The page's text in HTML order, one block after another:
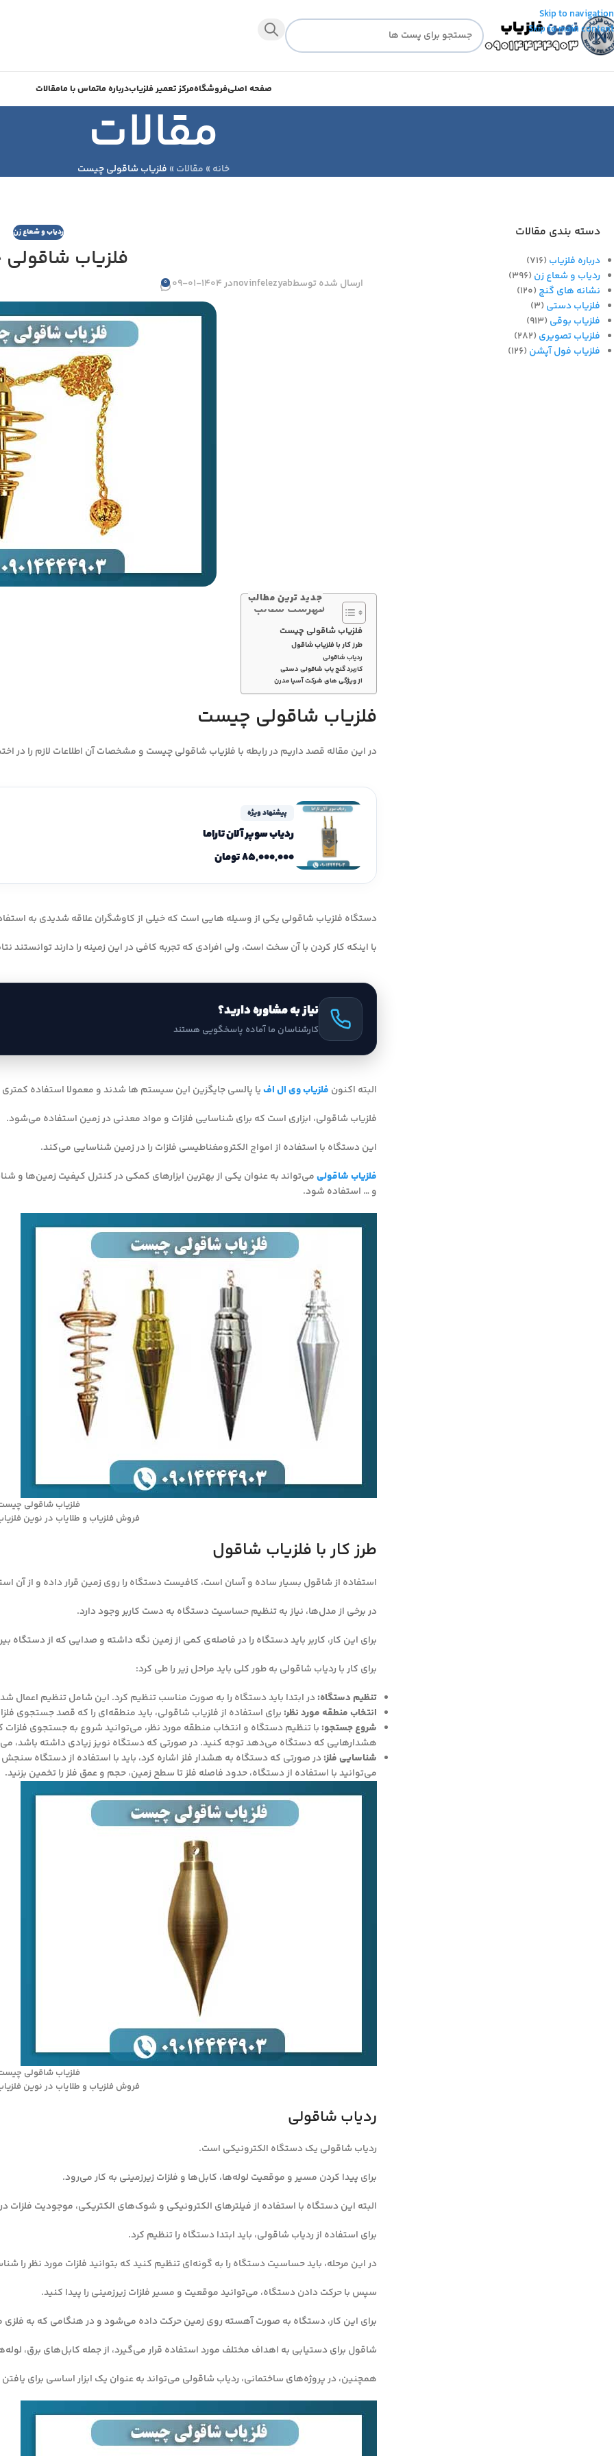
Skip to navigation
Skip to main content
صفحه اصلیفروشگاهمرکز تعمیر فلزیابدرباره ماتماس با مامقالات
مقالاتخانه » مقالات » فلزیاب شاقولی چیست
دسته بندی مقالات
درباره فلزیاب (716)
ردیاب و شعاع زن (396)
نشانه های گنج (120)
فلزیاب دستی (3)
فلزیاب بوقی (913)
فلزیاب تصویری (282)
فلزیاب فول آپشن (126)
ردیاب و شعاع زن
فلزیاب
ارسال شده توسطnovinfelezyabدر 1404-01-09 0
جدید ترین مطالب
فهرست مطالب
فلزیاب شاقولی چیست
طرز کار با فلزیاب شاقول
ردیاب شاقولی
کاربرد گنج یاب شاقولی دستی
از ویژگی های شرکت آسیا مدرن
فلزیاب شاقولی چیست
در این مقاله قصد داریم در رابطه با فلزیاب شاقولی چیست و مشخصات آن اطلاعات لازم را در
پیشنهاد ویژه
ردیاب سوپر آلان تاراما
۸۵,۰۰۰,۰۰۰تومان
دستگاه فلزیاب شاقولی یکی از وسیله هایی است که خیلی از کاوشگران علاقه شدیدی به
با اینکه کار کردن با آن سخت است، ولی افرادی که تجربه کافی در این زمینه را دارند توانستند
نیاز به مشاوره دارید؟
کارشناسان ما آماده پاسخگویی هستند
البته اکنون فلزیاب وی ال افیا پالسی جایگزین این سیستم ها شدند و معمولا استفاده کمتری
فلزیاب شاقولی، ابزاری است که برای شناسایی فلزات و مواد معدنی در زمین استفاده می‌شود.
این دستگاه با استفاده از امواج الکترومغناطیسی فلزات را در زمین شناسایی می‌کند.
فلزیاب شاقولیمی‌تواند به عنوان یکی از بهترین ابزارهای کمکی در کنترل کیفیت زمین‌ها و
و … استفاده شود.
فلزیاب شاقولی
فروش فلزیاب و طلایاب در نوین فلزیاب
طرز کار با فلزیاب شاقول
استفاده از شاقول بسیار ساده و آسان است، کافیست دستگاه را روی زمین قرار داده و از آن
در برخی از مدل‌ها، نیاز به تنظیم حساسیت دستگاه به دست کاربر وجود دارد.
برای این کار، کاربر باید دستگاه را در فاصله‌ی کمی از زمین نگه داشته و صدایی که از دستگاه
برای کار با ردیاب شاقولی به طور کلی باید مراحل زیر را طی کرد:
تنظیم دستگاه: در ابتدا باید دستگاه را به صورت مناسب تنظیم کرد. این شامل تنظیم
انتخاب منطقه مورد نظر: برای استفاده از فلزیاب شاقولی، باید منطقه‌ای را که قصد جستجوی
شروع جستجو: با تنظیم دستگاه و انتخاب منطقه مورد نظر، می‌توانید شروع به جستجوی فلزات
هشدارهایی که دستگاه می‌دهد توجه کنید. در صورتی که دستگاه نویز زیادی داشته باشد،
شناسایی فلز: در صورتی که دستگاه به هشدار فلز اشاره کرد، باید با استفاده از دستگاه
می‌توانید با استفاده از دستگاه، حدود فاصله فلز تا سطح زمین، حجم و عمق فلز را تخمین بزنید.
فلزیاب شاقولی
فروش فلزیاب و طلایاب در نوین فلزیاب
ردیاب شاقولی
ردیاب شاقولی یک دستگاه الکترونیکی است.
برای پیدا کردن مسیر و موقعیت لوله‌ها، کابل‌ها و فلزات زیرزمینی به کار می‌رود.
البته این دستگاه با استفاده از فیلترهای الکترونیکی و شوک‌های الکتریکی، موجودیت فلزات
برای استفاده از ردیاب شاقولی، باید ابتدا دستگاه را تنظیم کرد.
در این مرحله، باید حساسیت دستگاه را به گونه‌ای تنظیم کنید که بتوانید فلزات مورد نظر را
سپس با حرکت دادن دستگاه، می‌توانید موقعیت و مسیر فلزات زیرزمینی را پیدا کنید.
برای این کار، دستگاه به صورت آهسته روی زمین حرکت داده می‌شود و در هنگامی که به
شاقول برای دستیابی به اهداف مختلف مورد استفاده قرار می‌گیرد، از جمله کابل‌های برق،
همچنین، در پروژه‌های ساختمانی، ردیاب شاقولی می‌تواند به عنوان یک ابزار اساسی برای